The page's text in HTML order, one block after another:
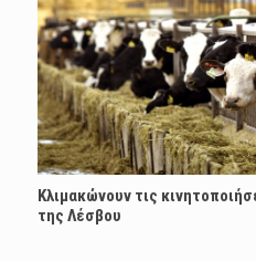
Κλιμακώνουν τις
της Λέσβου